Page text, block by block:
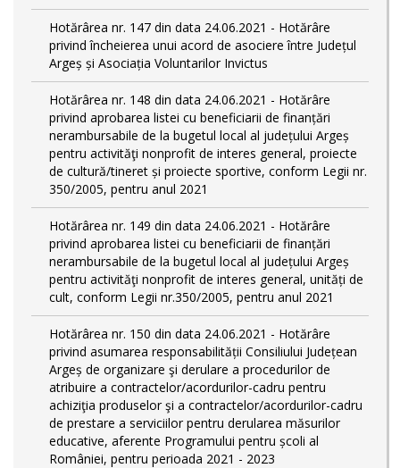
Hotărârea nr. 147 din data 24.06.2021 - Hotărâre
privind încheierea unui acord de asociere între Județul
Argeș și Asociația Voluntarilor Invictus
Hotărârea nr. 148 din data 24.06.2021 - Hotărâre
privind aprobarea listei cu beneficiarii de finanțări
nerambursabile de la bugetul local al județului Argeș
pentru activităţi nonprofit de interes general, proiecte
de cultură/tineret și proiecte sportive, conform Legii nr.
350/2005, pentru anul 2021
Hotărârea nr. 149 din data 24.06.2021 - Hotărâre
privind aprobarea listei cu beneficiarii de finanțări
nerambursabile de la bugetul local al județului Argeș
pentru activităţi nonprofit de interes general, unități de
cult, conform Legii nr.350/2005, pentru anul 2021
Hotărârea nr. 150 din data 24.06.2021 - Hotărâre
privind asumarea responsabilității Consiliului Județean
Argeș de organizare şi derulare a procedurilor de
atribuire a contractelor/acordurilor-cadru pentru
achiziţia produselor şi a contractelor/acordurilor-cadru
de prestare a serviciilor pentru derularea măsurilor
educative, aferente Programului pentru școli al
României, pentru perioada 2021 - 2023